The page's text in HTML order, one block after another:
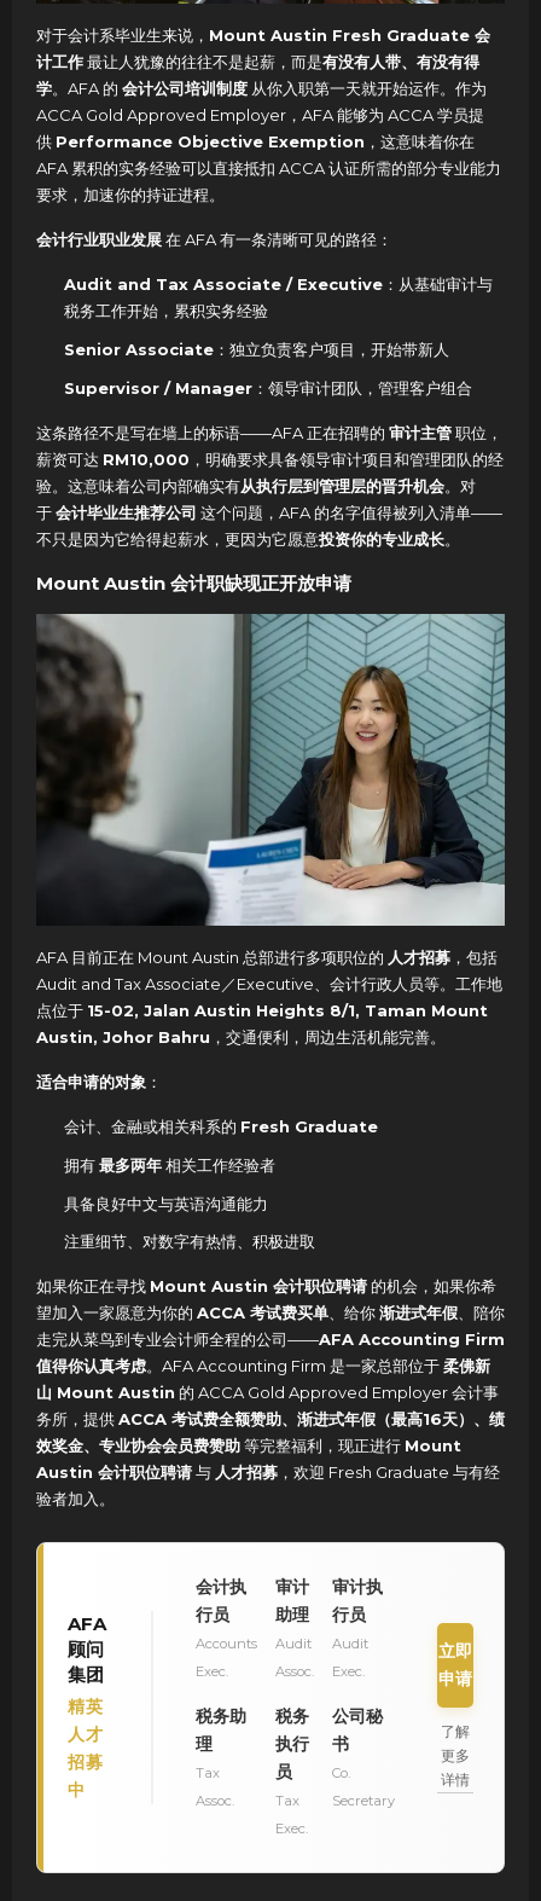
对于会计系毕业生来说， Mount Austin Fresh Graduate 会
计工作最让人犹豫的往往不是起薪，而是有没有人带、有没有得
学。AFA 的 会计公司培训制度 从你入职第一天就开始运作。作为
ACCA Gold Approved Employer，AFA 能够为 ACCA 学员提
供 Performance Objective Exemption ，这意味着你在
AFA 累积的实务经验可以直接抵扣 ACCA 认证所需的部分专业能力
要求，加速你的持证进程。
会计行业职业发展在 AFA 有一条清晰可见的路径：
Audit and Tax Associate / Executive：从基础审计与
税务工作开始，累积实务经验
Senior Associate：独立负责客户项目，开始带新人
Supervisor / Manager：领导审计团队，管理客户组合
这条路径不是写在墙上的标语——AFA 正在招聘的 审计主管职位，
薪资可达 RM10,000 ，明确要求具备领导审计项目和管理团队的经
验。这意味着公司内部确实有从执行层到管理层的晋升机会。对
于会计毕业生推荐公司 这个问题，AFA 的名字值得被列入清单——
不只是因为它给得起薪水，更因为它愿意投资你的专业成长。
Mount Austin 会计职缺现正开放申请
AFA 目前正在 Mount Austin 总部进行多项职位的 人才招募 ，包括
Audit and Tax Associate／Executive、会计行政人员等。工作地
点位于 15-02, Jalan Austin Heights 8/1, Taman Mount
Austin, Johor Bahru ，交通便利，周边生活机能完善。
适合申请的对象 ：
会计、金融或相关科系的 Fresh Graduate
拥有最多两年相关工作经验者
具备良好中文与英语沟通能力
注重细节、对数字有热情、积极进取
如果你正在寻找 Mount Austin 会计职位聘请 的机会，如果你希
望加入一家愿意为你的 ACCA 考试费买单、给你渐进式年假、陪你
走完从菜鸟到专业会计师全程的公司——AFA Accounting Firm
值得你认真考虑。AFA Accounting Firm 是一家总部位于柔佛新
山 Mount Austin 的 ACCA Gold Approved Employer 会计事
务所，提供ACCA 考试费全额赞助、渐进式年假（最高16天）、绩
效奖金、专业协会会员费赞助等完整福利，现正进行 Mount
Austin 会计职位聘请与 人才招募 ，欢迎 Fresh Graduate 与有经
验者加入。
AFA
顾问
集团
精英
人才
招募
中
会计执
行员
Accounts
Exec.
审计
助理
Audit
Assoc.
审计执
行员
Audit
Exec.
税务助
理
Tax
Assoc.
税务
执行
员
Tax
Exec.
公司秘
书
Co.
Secretary
立即
申请
了解
更多
详情